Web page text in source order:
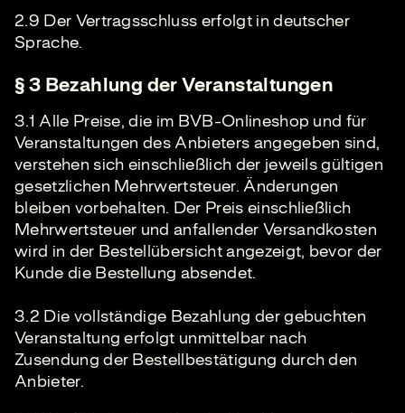
2.9 Der Vertragsschluss erfolgt in deutscher
Sprache.
§ 3 Bezahlung der Veranstaltungen
3.1 Alle Preise, die im BVB-Onlineshop und für
Veranstaltungen des Anbieters angegeben sind,
verstehen sich einschließlich der jeweils gültigen
gesetzlichen Mehrwertsteuer. Änderungen
bleiben vorbehalten. Der Preis einschließlich
Mehrwertsteuer und anfallender Versandkosten
wird in der Bestellübersicht angezeigt, bevor der
Kunde die Bestellung absendet.
3.2 Die vollständige Bezahlung der gebuchten
Veranstaltung erfolgt unmittelbar nach
Zusendung der Bestellbestätigung durch den
Anbieter.